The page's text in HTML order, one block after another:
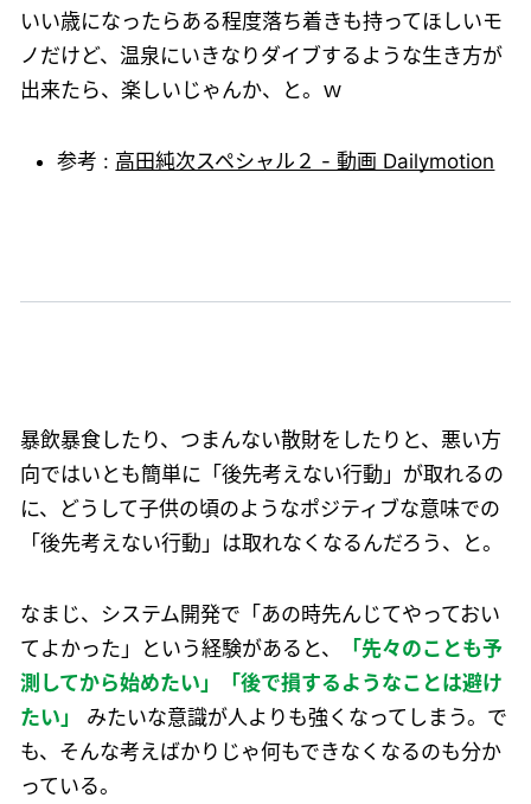
いい歳になったらある程度落ち着きも持ってほしいモ
ノだけど、温泉にいきなりダイブするような生き方が
出来たら、楽しいじゃんか、と。ｗ
参考 : 高田純次スペシャル２ - 動画 Dailymotion
暴飲暴食したり、つまんない散財をしたりと、悪い方
向ではいとも簡単に「後先考えない行動」が取れるの
に、どうして子供の頃のようなポジティブな意味での
「後先考えない行動」は取れなくなるんだろう、と。
なまじ、システム開発で「あの時先んじてやっておい
てよかった」という経験があると、
「先々のことも予
測してから始めたい」「後で損するようなことは避け
たい」
みたいな意識が人よりも強くなってしまう。で
も、そんな考えばかりじゃ何もできなくなるのも分か
っている。